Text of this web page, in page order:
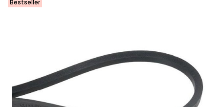
Bestseller